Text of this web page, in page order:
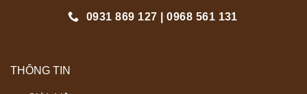
0931 869 127 | 0968 561 131
THÔNG TIN